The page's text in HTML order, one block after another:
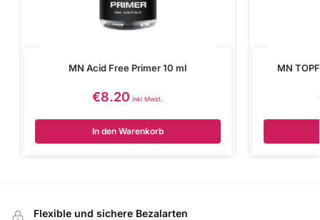
MN Acid Free Primer 10 ml
€8.20 inkl Mwst.
In den Warenkorb
MN
Flexible und sichere Bezalarten